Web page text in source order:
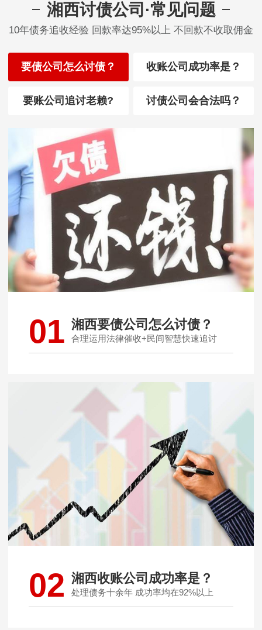
湘西讨债公司·常见问题
10年债务追收经验 回款率达95%以上 不回款不收取佣金
要债公司怎么讨债？ 收账公司成功率是？
要账公司追讨老赖? 讨债公司会合法吗？
01 湘西要债公司怎么讨债？
合理运用法律催收+民间智慧快速追讨
02 湘西收账公司成功率是？
处理债务十余年 成功率均在92%以上